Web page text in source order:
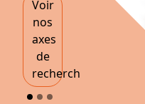
Voir
nos
axes
de
recherche